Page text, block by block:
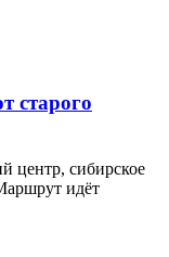
старого
центр, сибирское
идёт